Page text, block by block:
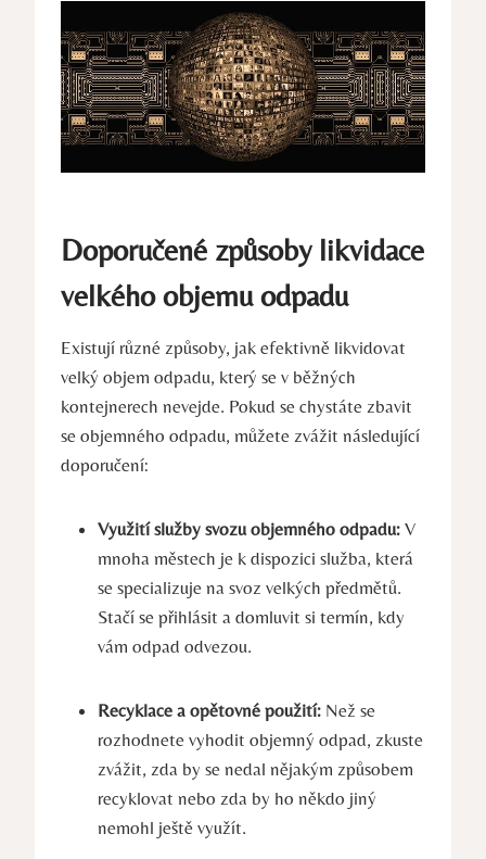
Doporučené způsoby likvidace
velkého objemu odpadu
Existují různé způsoby, jak efektivně likvidovat
velký objem odpadu, který se v běžných
kontejnerech nevejde. Pokud se chystáte zbavit
se objemného odpadu, můžete zvážit následující
doporučení:
Využití služby svozu objemného odpadu: V
mnoha městech je k dispozici služba, která
se specializuje na svoz velkých předmětů.
Stačí se přihlásit a domluvit si termín, kdy
vám odpad odvezou.
Recyklace a opětovné použití: Než se
rozhodnete vyhodit objemný odpad, zkuste
zvážit, zda by se nedal nějakým způsobem
recyklovat nebo zda by ho někdo jiný
nemohl ještě využít.